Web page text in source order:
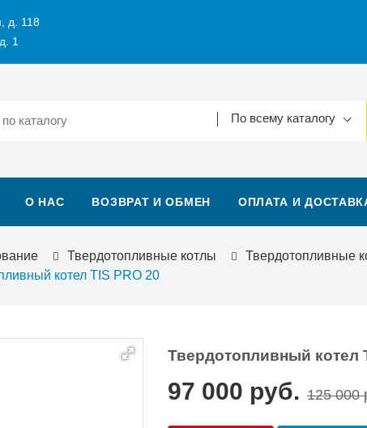
д. 118
1
По всему каталогу
О НАС ВОЗВРАТ И ОБМЕН ОПЛАТА И
Твердотопливные котлы
Твердотопливные
котел TIS PRO 20
Твердотопливный котел
97 000 руб. 125 000